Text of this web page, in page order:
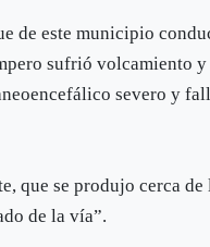
de este municipio
sufrió volcamiento
severo y
que se produjo cerca
de la vía”.